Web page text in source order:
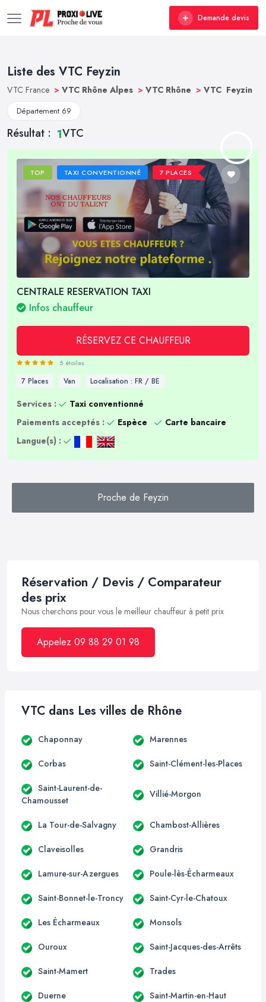
Demande devis
Liste des VTC Feyzin
VTC France > VTC Rhône Alpes > VTC Rhône > VTC Feyzin
Département 69
Résultat : 1VTC
TOP TAXI CONVENTIONNÉ 7 PLACES
CENTRALE RESERVATION TAXI
Infos chauffeur
RÉSERVEZ CE CHAUFFEUR
5 étoiles
7 Places Van Localisation : FR / BE
Services :
Taxi conventionné
Paiements acceptés :
Espèce
Carte bancaire
Langue(s) :
Proche de Feyzin
Réservation / Devis / Comparateur
des prix
Nous cherchons pour vous le meilleur chauffeur à petit prix
Appelez 09 88 29 01 98
VTC dans Les villes de Rhône
Chaponnay Marennes
Corbas Saint-Clément-les-Places
Saint-Laurent-de-
Chamousset
Villié-Morgon
La Tour-de-Salvagny Chambost-Allières
Claveisolles Grandris
Lamure-sur-Azergues Poule-lès-Écharmeaux
Saint-Bonnet-le-Troncy Saint-Cyr-le-Chatoux
Les Écharmeaux Monsols
Ouroux Saint-Jacques-des-Arrêts
Saint-Mamert Trades
Duerne Saint-Martin-en-Haut